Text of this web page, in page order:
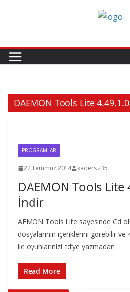
DAEMON Tools Lite
PROGRAMLAR
22 Temmuz 2014 kadersiz35
DAEMON Tools Lite
İndir
AEMON Tools Lite sayesinde Cd
dosyalarının içeriklerini görebilir
ile oyunlarinizi cd’ye yazmadan
Read More